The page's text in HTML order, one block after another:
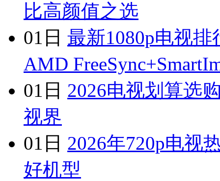
比高颜值之选
01日 最新1080p电视
AMD
01日 2026电视划算选
视界
01日 2026年720p电视
好机型